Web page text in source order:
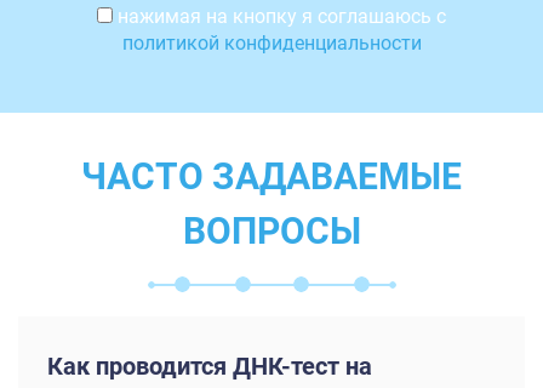
нажимая на кнопку я соглашаюсь с
политикой конфиденциальности
ЧАСТО ЗАДАВАЕМЫЕ
ВОПРОСЫ
Как проводится ДНК-тест на